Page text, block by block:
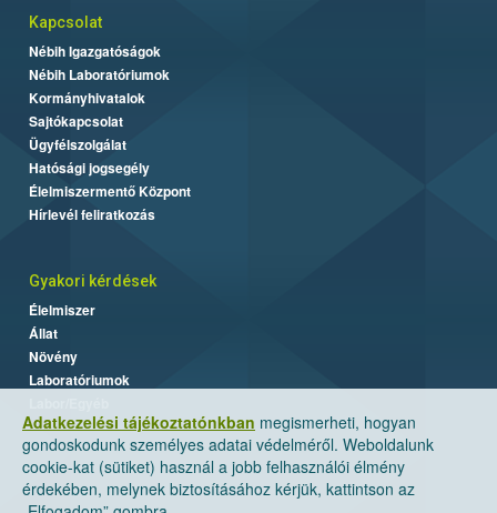
Adatkezelési tájékoztatónkban megismerheti, hogyan
gondoskodunk személyes adatai védelméről. Weboldalunk
cookie-kat (sütiket) használ a jobb felhasználói élmény
érdekében, melynek biztosításához kérjük, kattintson az
Kapcsolat
Nébih Igazgatóságok
Nébih Laboratóriumok
Kormányhivatalok
Sajtókapcsolat
Ügyfélszolgálat
Hatósági jogsegély
Élelmiszermentő Központ
Hírlevél feliratkozás
Gyakori kérdések
Élelmiszer
Állat
Növény
Laboratóriumok